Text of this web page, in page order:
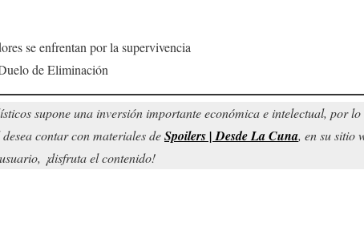
se enfrentan por la supervivencia
de Eliminación
supone una inversión importante económica e intelectual, por lo
desea contar con materiales deSpoilers | Desde La Cuna, en su sitio
¡disfruta el contenido!